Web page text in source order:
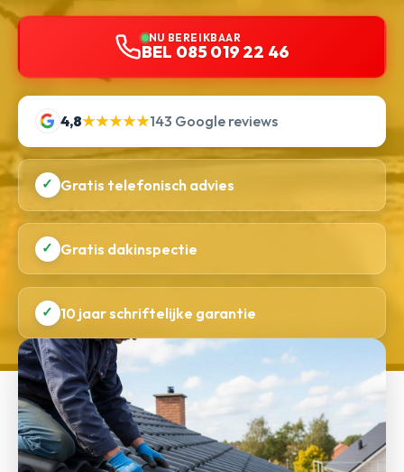
NU BEREIKBAAR
BEL 085 019 22 46
4,8★★★★★143 Google reviews
✓ Gratis telefonisch advies
✓ Gratis dakinspectie
✓ 10 jaar schriftelijke garantie